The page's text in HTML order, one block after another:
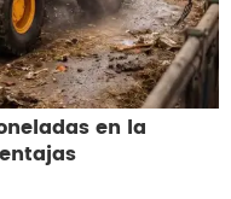
en la